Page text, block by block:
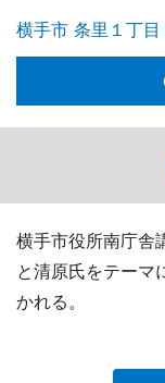
横手市 条里１丁目
横手市役所南庁舎
と清原氏をテーマ
かれる。